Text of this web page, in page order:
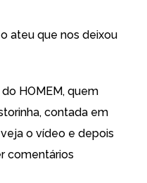
ateu que nos deixou
HOMEM, quem
contada em
o vídeo e depois
comentários